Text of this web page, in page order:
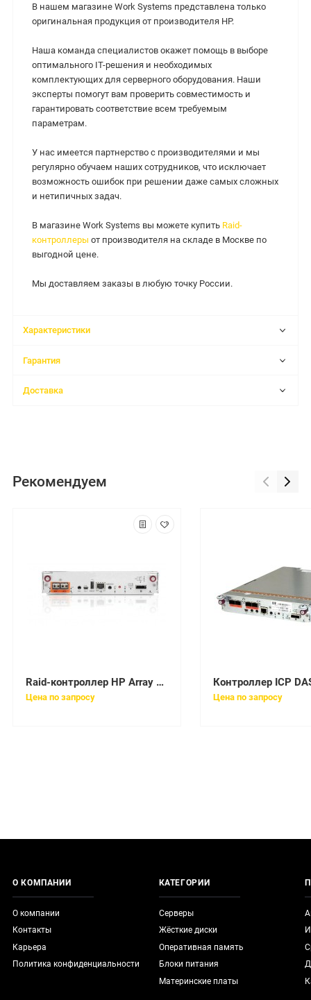
В нашем магазине Work Systems представлена только
оригинальная продукция от производителя HP.
Наша команда специалистов окажет помощь в выборе
оптимального IT-решения и необходимых
комплектующих для серверного оборудования. Наши
эксперты помогут вам проверить совместимость и
гарантировать соответствие всем требуемым
параметрам.
У нас имеется партнерство с производителями и мы
регулярно обучаем наших сотрудников, что исключает
возможность ошибок при решении даже самых сложных
и нетипичных задач.
В магазине Work Systems вы можете купить Raid-
контроллеры от производителя на складе в Москве по
выгодной цене.
Мы доставляем заказы в любую точку России.
Характеристики
Гарантия
Доставка
Рекомендуем
Raid-контроллер HP Array Control Processor [A5964A]
Цена по запросу Цена по запросу
О КОМПАНИИ
О компании
Контакты
Карьера
Политика конфиденциальности
КАТЕГОРИИ
Серверы
Жёсткие диски
Оперативная память
Блоки питания
Материнские платы